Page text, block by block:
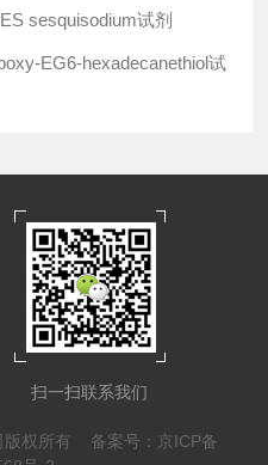
sesquisodium试剂
EG6-hexadecanethiol试
扫一扫联系我们
版权所有 备案号：京ICP备